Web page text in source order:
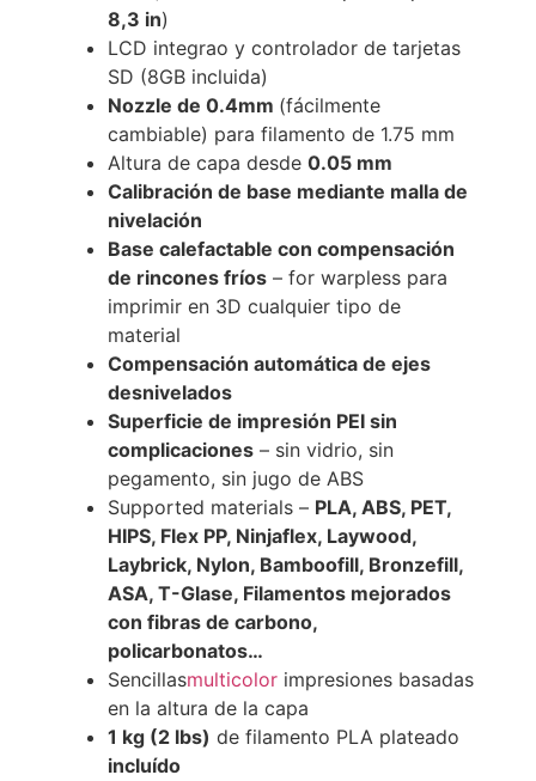
8,3 in)
LCD integrao y controlador de tarjetas
SD (8GB incluida)
Nozzle de 0.4mm (fácilmente
cambiable) para filamento de 1.75 mm
Altura de capa desde 0.05 mm
Calibración de base mediante malla de
nivelación
Base calefactable con compensación
de rincones fríos – for warpless para
imprimir en 3D cualquier tipo de
material
Compensación automática de ejes
desnivelados
Superficie de impresión PEI sin
complicaciones – sin vidrio, sin
pegamento, sin jugo de ABS
Supported materials – PLA, ABS, PET,
HIPS, Flex PP, Ninjaflex, Laywood,
Laybrick, Nylon, Bamboofill, Bronzefill,
ASA, T-Glase, Filamentos mejorados
con fibras de carbono,
policarbonatos…
Sencillasmulticolor impresiones basadas
en la altura de la capa
1 kg (2 lbs) de filamento PLA plateado
incluído